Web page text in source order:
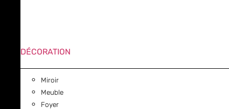
DÉCORATION
Miroir
Meuble
Foyer